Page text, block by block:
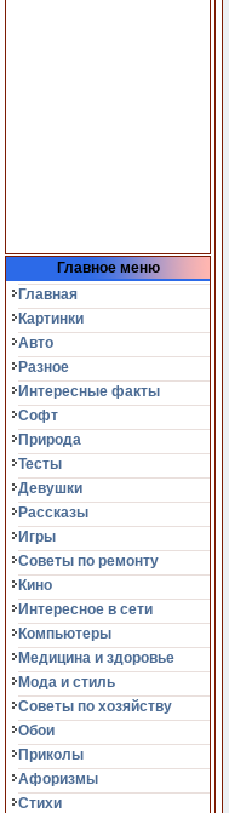
Главное меню
Главная
Картинки
Авто
Разное
Интересные факты
Софт
Природа
Тесты
Девушки
Рассказы
Игры
Советы по ремонту
Кино
Интересное в сети
Компьютеры
Медицина и здоровье
Мода и стиль
Советы по хозяйству
Обои
Приколы
Афоризмы
Стихи